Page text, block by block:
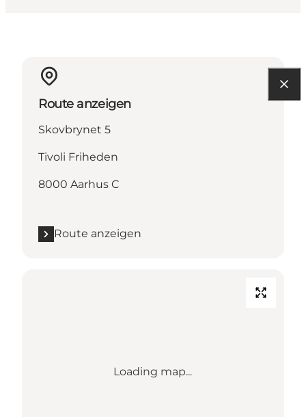
Route anzeigen
Skovbrynet 5
Tivoli Friheden
8000 Aarhus C
Route anzeigen
Loading map...